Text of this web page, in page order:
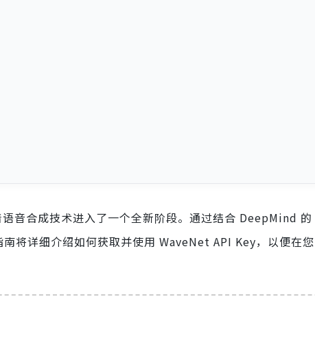
合成技术进入了一个全新阶段。通过结合 DeepMind
将详细介绍如何获取并使用 WaveNet API Key，以便在